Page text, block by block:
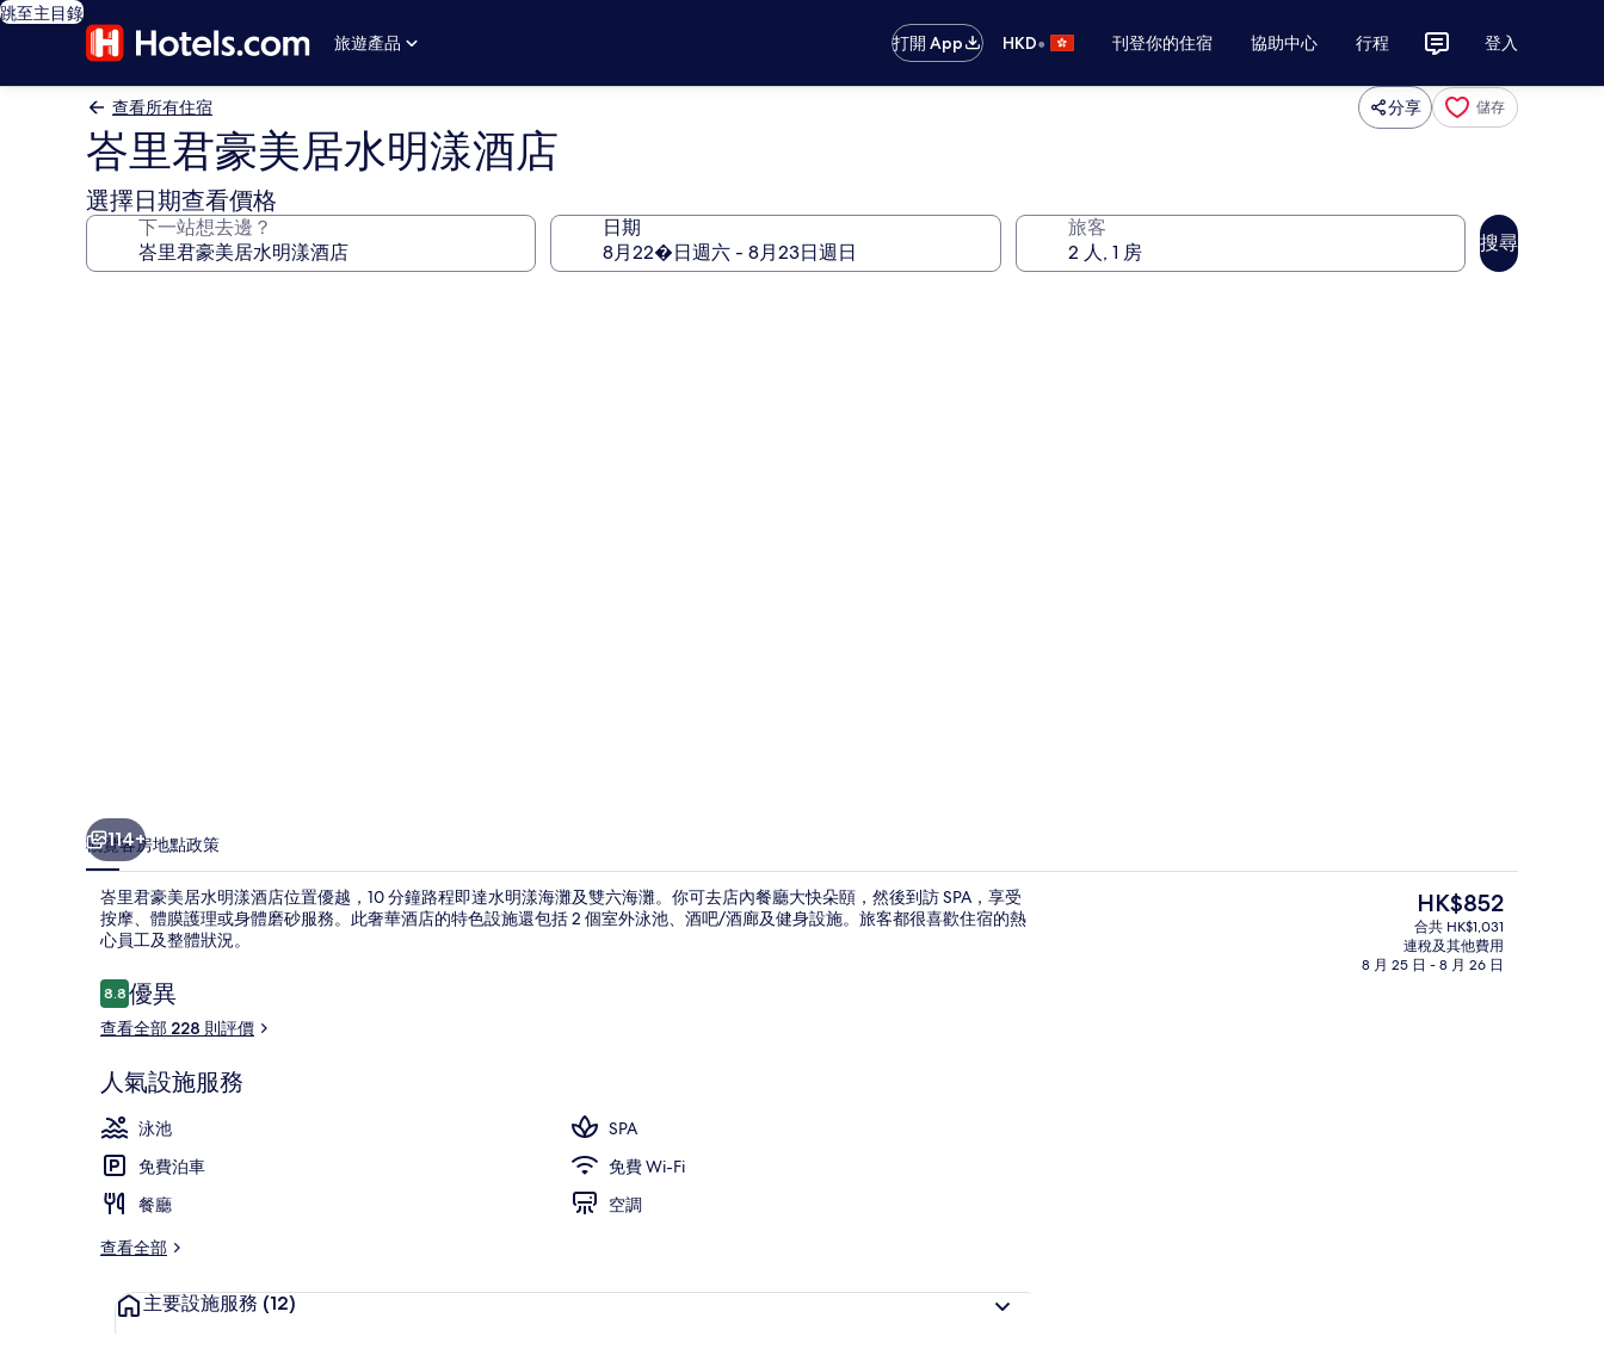
跳至主目錄
旅遊產品
打開 App HKD• 刊登你的住宿 協助中心 行程 登入
查看所有住宿 分享 儲存
峇里君豪美居水明漾酒店
選擇日期查看價格
下一站想去邊？ 日期 旅客
搜尋
每日供應自助早餐 (費用另計)
114+
概覽客房地點政策
峇里君豪美居水明漾酒店位置優越，10 分鐘路程即達水明漾海灘及雙六海灘。你可去店內餐廳大快朵頤，然後到訪 SPA，享受
按摩、體膜護理或身體磨砂服務。此奢華酒店的特色設施還包括 2 個室外泳池、酒吧/酒廊及健身設施。旅客都很喜歡住宿的熱
心員工及整體狀況。
評
價
8.88.8 分，滿分 10 分，
優異
查看全部 228 則評價
人氣設施服務
泳池
SPA
免費泊車
免費 Wi-Fi
餐廳
空調
查看全部
主要設施服務 (12)
現
價
HK$852
HK$852
合共 HK$1,031
連稅及其他費用
8 月 25 日 - 8 月 26 日